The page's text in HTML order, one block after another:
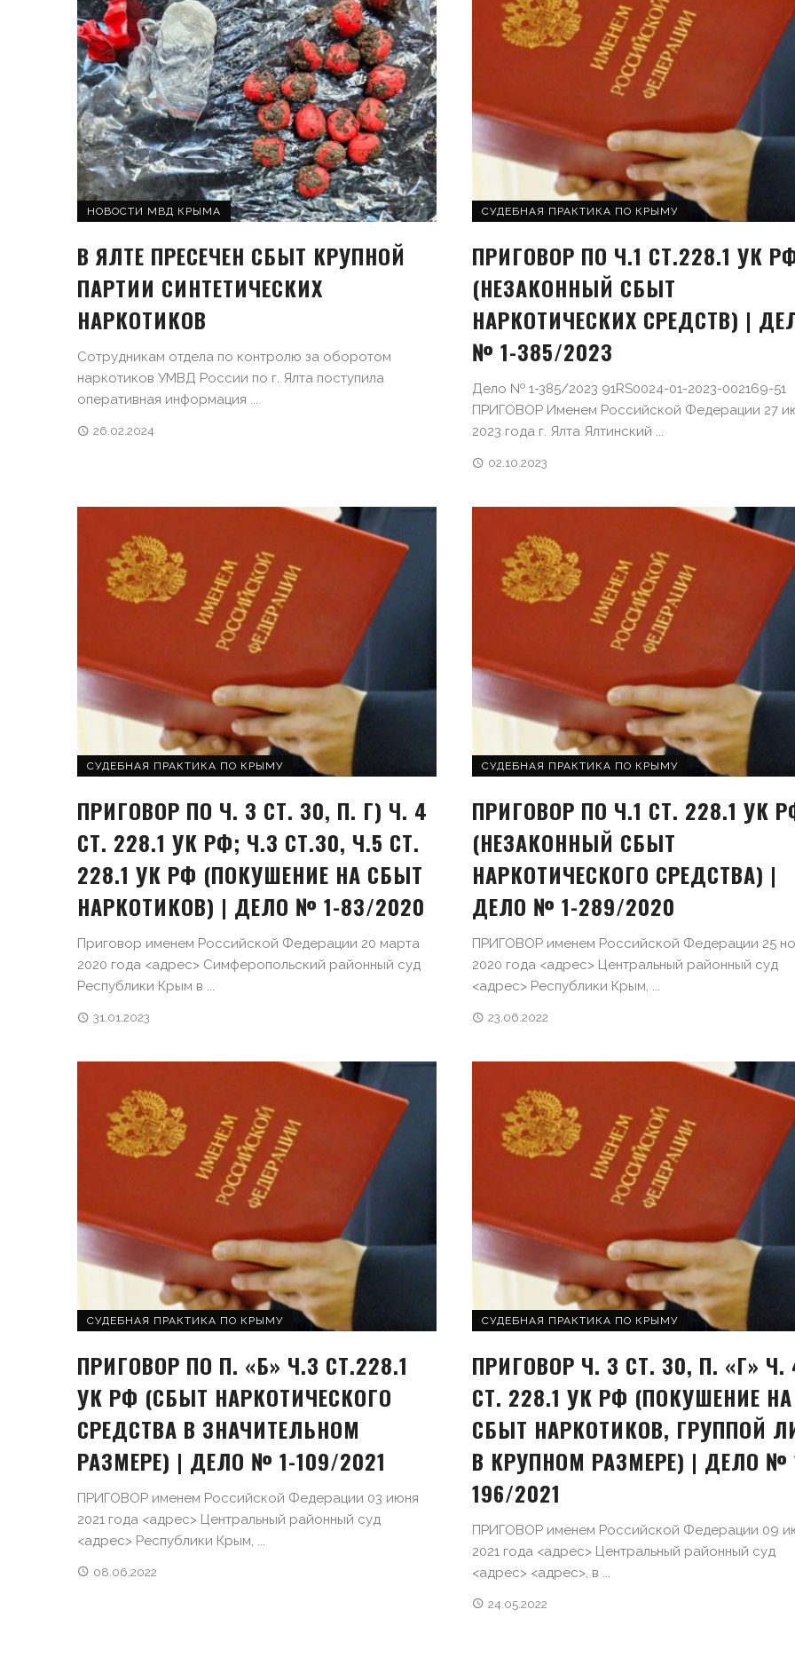
НОВОСТИ МВД КРЫМА
В ЯЛТЕ ПРЕСЕЧЕН СБЫТ КРУПНОЙ
ПАРТИИ СИНТЕТИЧЕСКИХ
НАРКОТИКОВ
Сотрудникам отдела по контролю за оборотом
наркотиков УМВД России по г. Ялта поступила
оперативная информация ...
26.02.2024
СУДЕБНАЯ ПРАКТИКА ПО КРЫМУ
ПРИГОВОР ПО Ч.1 СТ.228.1 УК
(НЕЗАКОННЫЙ СБЫТ
НАРКОТИЧЕСКИХ СРЕДСТВ) |
№ 1-385/2023
Дело № 1-385/2023 91RS0024-01-2023-002169-51
ПРИГОВОР Именем Российской Федерации 27
2023 года г. Ялта Ялтинский ...
02.10.2023
СУДЕБНАЯ ПРАКТИКА ПО КРЫМУ
ПРИГОВОР ПО Ч. 3 СТ. 30, П. Г) Ч. 4
СТ. 228.1 УК РФ; Ч.3 СТ.30, Ч.5 СТ.
228.1 УК РФ (ПОКУШЕНИЕ НА СБЫТ
НАРКОТИКОВ) | ДЕЛО № 1-83/2020
Приговор именем Российской Федерации 20 марта
2020 года <адрес> Симферопольский районный суд
Республики Крым в ...
31.01.2023
СУДЕБНАЯ ПРАКТИКА ПО КРЫМУ
ПРИГОВОР ПО Ч.1 СТ. 228.1 УК
(НЕЗАКОННЫЙ СБЫТ
НАРКОТИЧЕСКОГО СРЕДСТВА) |
ДЕЛО № 1-289/2020
ПРИГОВОР именем Российской Федерации 25
2020 года <адрес> Центральный районный суд
<адрес> Республики Крым, ...
23.06.2022
СУДЕБНАЯ ПРАКТИКА ПО КРЫМУ
ПРИГОВОР ПО П. «Б» Ч.3 СТ.228.1
УК РФ (СБЫТ НАРКОТИЧЕСКОГО
СРЕДСТВА В ЗНАЧИТЕЛЬНОМ
РАЗМЕРЕ) | ДЕЛО № 1-109/2021
ПРИГОВОР именем Российской Федерации 03 июня
2021 года <адрес> Центральный районный суд
<адрес> Республики Крым, ...
08.06.2022
СУДЕБНАЯ ПРАКТИКА ПО КРЫМУ
ПРИГОВОР Ч. 3 СТ. 30, П. «Г» Ч.
СТ. 228.1 УК РФ (ПОКУШЕНИЕ НА
СБЫТ НАРКОТИКОВ, ГРУППОЙ
В КРУПНОМ РАЗМЕРЕ) | ДЕЛО №
196/2021
ПРИГОВОР именем Российской Федерации 09
2021 года <адрес> Центральный районный суд
<адрес> <адрес>, в ...
24.05.2022